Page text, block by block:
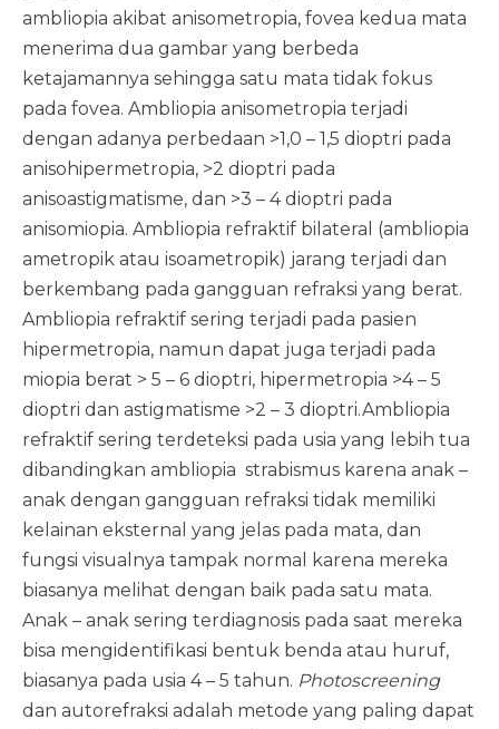
ambliopia akibat anisometropia, fovea kedua mata
menerima dua gambar yang berbeda
ketajamannya sehingga satu mata tidak fokus
pada fovea. Ambliopia anisometropia terjadi
dengan adanya perbedaan >1,0 – 1,5 dioptri pada
anisohipermetropia, >2 dioptri pada
anisoastigmatisme, dan >3 – 4 dioptri pada
anisomiopia. Ambliopia refraktif bilateral (ambliopia
ametropik atau isoametropik) jarang terjadi dan
berkembang pada gangguan refraksi yang berat.
Ambliopia refraktif sering terjadi pada pasien
hipermetropia, namun dapat juga terjadi pada
miopia berat > 5 – 6 dioptri, hipermetropia >4 – 5
dioptri dan astigmatisme >2 – 3 dioptri.Ambliopia
refraktif sering terdeteksi pada usia yang lebih tua
dibandingkan ambliopia strabismus karena anak –
anak dengan gangguan refraksi tidak memiliki
kelainan eksternal yang jelas pada mata, dan
fungsi visualnya tampak normal karena mereka
biasanya melihat dengan baik pada satu mata.
Anak – anak sering terdiagnosis pada saat mereka
bisa mengidentifikasi bentuk benda atau huruf,
biasanya pada usia 4 – 5 tahun. Photoscreening
dan autorefraksi adalah metode yang paling dapat